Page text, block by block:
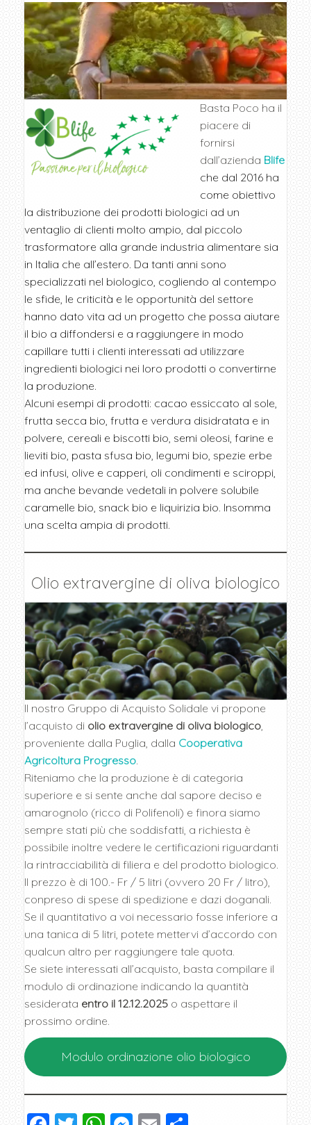
Basta Poco ha il
piacere di
fornirsi
dall’azienda Blife
che dal 2016 ha
come obiettivo
la distribuzione dei prodotti biologici ad un
ventaglio di clienti molto ampio, dal piccolo
trasformatore alla grande industria alimentare sia
in Italia che all’estero. Da tanti anni sono
specializzati nel biologico, cogliendo al contempo
le sfide, le criticità e le opportunità del settore
hanno dato vita ad un progetto che possa aiutare
il bio a diffondersi e a raggiungere in modo
capillare tutti i clienti interessati ad utilizzare
ingredienti biologici nei loro prodotti o convertirne
la produzione.
Alcuni esempi di prodotti: cacao essiccato al sole,
frutta secca bio, frutta e verdura disidratata e in
polvere, cereali e biscotti bio, semi oleosi, farine e
lieviti bio, pasta sfusa bio, legumi bio, spezie erbe
ed infusi, olive e capperi, oli condimenti e sciroppi,
ma anche bevande vedetali in polvere solubile
caramelle bio, snack bio e liquirizia bio. Insomma
una scelta ampia di prodotti.
Olio extravergine di oliva biologico
Il nostro Gruppo di Acquisto Solidale vi propone
l’acquisto di olio extravergine di oliva biologico
proveniente dalla Puglia, dalla Cooperativa
Agricoltura Progresso.
Riteniamo che la produzione è di categoria
superiore e si sente anche dal sapore deciso e
amarognolo (ricco di Polifenoli) e finora siamo
sempre stati più che soddisfatti, a richiesta è
possibile inoltre vedere le certificazioni riguardanti
la rintracciabilità di filiera e del prodotto biologico.
Il prezzo è di 100.- Fr / 5 litri (ovvero 20 Fr / litro),
conpreso di spese di spedizione e dazi doganali.
Se il quantitativo a voi necessario fosse inferiore a
una tanica di 5 litri, potete mettervi d’accordo con
qualcun altro per raggiungere tale quota.
Se siete interessati all’acquisto, basta compilare il
modulo di ordinazione indicando la quantità
sesiderata entro il 12.12.2025 o aspettare il
prossimo ordine.
Modulo ordinazione olio biologico